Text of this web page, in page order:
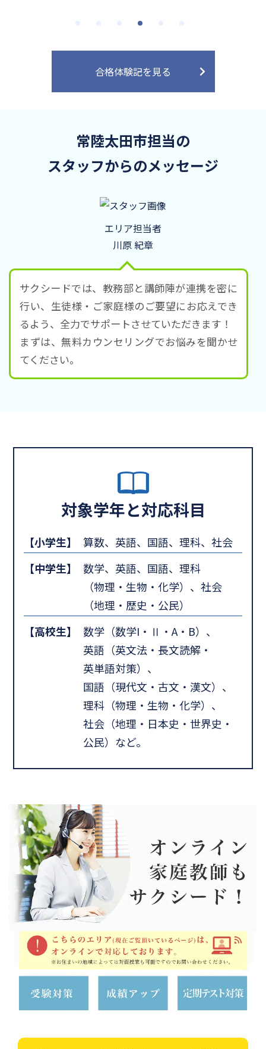
合格体験記を見る
常陸太田市担当の
スタッフからのメッセージ
エリア担当者
川原 紀章
サクシードでは、教務部と講師陣が連携を密に
行い、生徒様・ご家庭様のご要望にお応えでき
るよう、全力でサポートさせていただきます！
まずは、無料カウンセリングでお悩みを聞かせ
てください。
対象学年と対応科目
【小学生】
算数、英語、国語、理科、社会
【中学生】
数学、英語、国語、理科
（物理・生物・化学）、社会
（地理・歴史・公民）
【高校生】
数学（数学I・Ⅱ・A・B）、
英語（英文法・長文読解・
英単語対策）、
国語（現代文・古文・漢文）、
理科（物理・生物・化学）、
社会（地理・日本史・世界史・
公民）など。